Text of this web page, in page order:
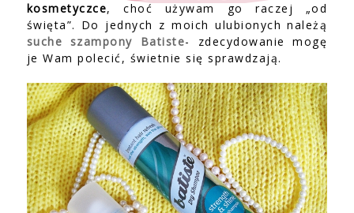
kosmetyczce, choć używam go raczej „od
święta”. Do jednych z moich ulubionych należą
suche szampony Batiste- zdecydowanie mogę
je Wam polecić, świetnie się sprawdzają.